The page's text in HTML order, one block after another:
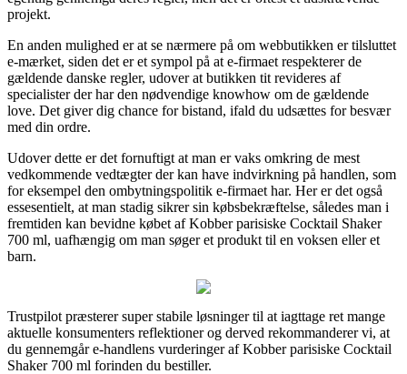
projekt.
En anden mulighed er at se nærmere på om webbutikken er tilsluttet
e-mærket, siden det er et sympol på at e-firmaet respekterer de
gældende danske regler, udover at butikken tit revideres af
specialister der har den nødvendige knowhow om de gældende
love. Det giver dig chance for bistand, ifald du udsættes for besvær
med din ordre.
Udover dette er det fornuftigt at man er vaks omkring de mest
vedkommende vedtægter der kan have indvirkning på handlen, som
for eksempel den ombytningspolitik e-firmaet har. Her er det også
essesentielt, at man stadig sikrer sin købsbekræftelse, således man i
fremtiden kan bevidne købet af Kobber parisiske Cocktail Shaker
700 ml, uafhængig om man søger et produkt til en voksen eller et
barn.
Trustpilot præsterer super stabile løsninger til at iagttage ret mange
aktuelle konsumenters reflektioner og derved rekommanderer vi, at
du gennemgår e-handlens vurderinger af Kobber parisiske Cocktail
Shaker 700 ml forinden du bestiller.